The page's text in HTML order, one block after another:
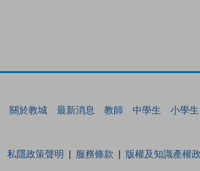
關於教城 最新消息 教師 中學生 小學生
私隱政策聲明 服務條款 版權及知識產權